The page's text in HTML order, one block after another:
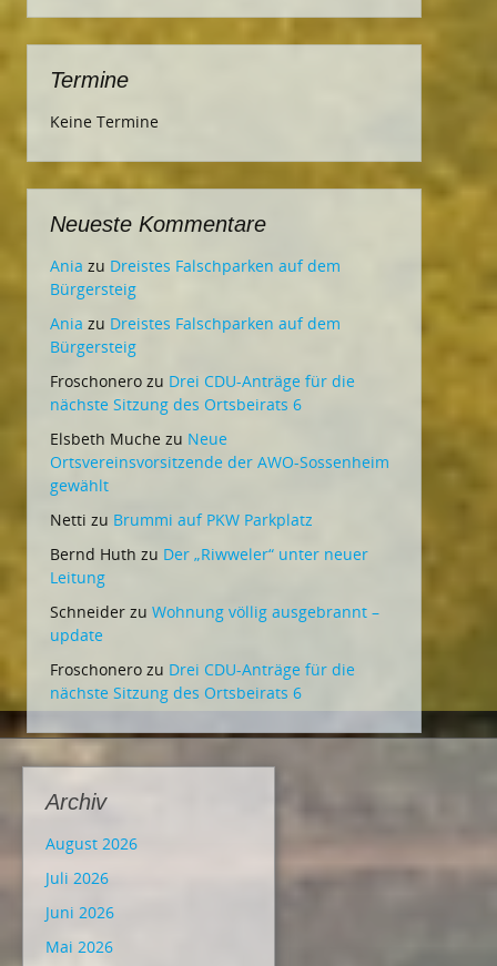
Termine
Keine Termine
Neueste Kommentare
Ania zu Dreistes Falschparken auf dem
Bürgersteig
Ania zu Dreistes Falschparken auf dem
Bürgersteig
Froschonero zu Drei CDU-Anträge für die
nächste Sitzung des Ortsbeirats 6
Elsbeth Muche zu Neue
Ortsvereinsvorsitzende der AWO-Sossenheim
gewählt
Netti zu Brummi auf PKW Parkplatz
Bernd Huth zu Der „Riwweler“ unter neuer
Leitung
Schneider zu Wohnung völlig ausgebrannt –
update
Froschonero zu Drei CDU-Anträge für die
nächste Sitzung des Ortsbeirats 6
Archiv
August 2026
Juli 2026
Juni 2026
Mai 2026